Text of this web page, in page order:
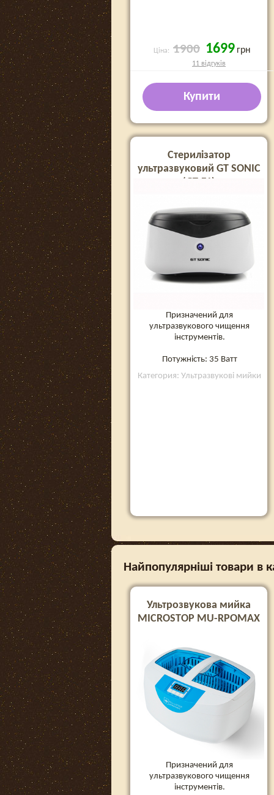
Ціна: 1900 1699 грн
11 відгуків
Купити
Стерилізатор
ультразвуковий GT SONIC
(GT-F1)
Призначений для
ультразвукового чищення
інструментів.
Потужність: 35 Ватт
Категория: Ультразвукові мийки
Найпопулярніші товари в
Ультрозвукова мийка
MICROSTOP MU-RPOMAX
Призначений для
ультразвукового чищення
інструментів.